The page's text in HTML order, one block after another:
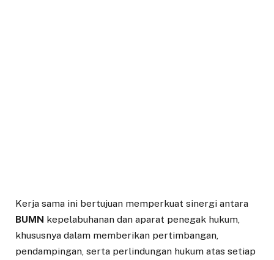
Kerja sama ini bertujuan memperkuat sinergi antara
BUMN kepelabuhanan dan aparat penegak hukum,
khususnya dalam memberikan pertimbangan,
pendampingan, serta perlindungan hukum atas setiap